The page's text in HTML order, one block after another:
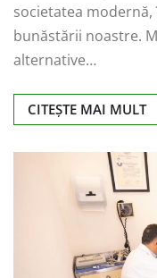
societatea
bunăstării noastre.
alternative…
CITEȘTE MAI MULT